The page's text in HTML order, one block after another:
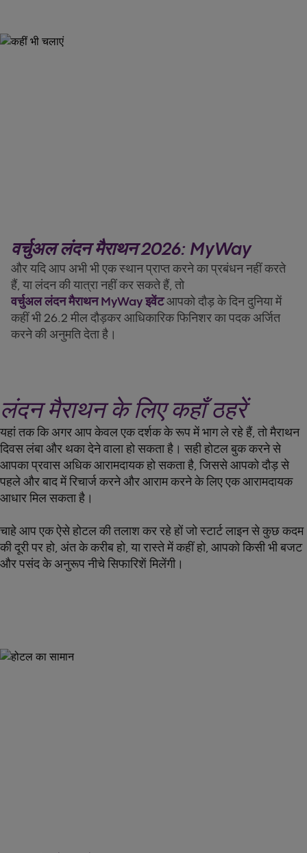
वर्चुअल लंदन मैराथन 2026: MyWay
और यदि आप अभी भी एक स्थान प्राप्त करने का प्रबंधन नहीं करते
हैं, या लंदन की यात्रा नहीं कर सकते हैं, तो
वर्चुअल लंदन मैराथन MyWay इवेंटआपको दौड़ के दिन दुनिया में
कहीं भी 26.2 मील दौड़कर आधिकारिक फिनिशर का पदक अर्जित
करने की अनुमति देता है।
लंदन मैराथन के लिए कहाँ ठहरें
यहां तक कि अगर आप केवल एक दर्शक के रूप में भाग ले रहे हैं, तो मैराथन
दिवस लंबा और थका देने वाला हो सकता है। सही होटल बुक करने से
आपका प्रवास अधिक आरामदायक हो सकता है, जिससे आपको दौड़ से
पहले और बाद में रिचार्ज करने और आराम करने के लिए एक आरामदायक
आधार मिल सकता है।
चाहे आप एक ऐसे होटल की तलाश कर रहे हों जो स्टार्ट लाइन से कुछ कदम
की दूरी पर हो, अंत के करीब हो, या रास्ते में कहीं हो, आपको किसी भी बजट
और पसंद के अनुरूप नीचे सिफारिशें मिलेंगी।